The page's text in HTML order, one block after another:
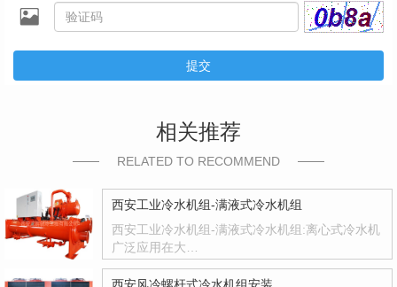
提交
相关推荐
RELATED TO RECOMMEND
西安工业冷水机组-满液式冷水机组
西安工业冷水机组-满液式冷水机组:离心式冷水机
广泛应用在大…